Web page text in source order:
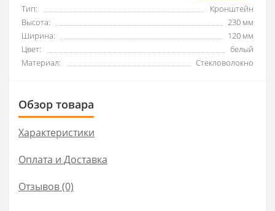
Тип:
Кронштейн
Высота:
230 мм
Ширина:
120 мм
Цвет:
белый
Материал:
Стекловолокно
Обзор товара
Характеристики
Оплата и Доставка
Отзывов (0)